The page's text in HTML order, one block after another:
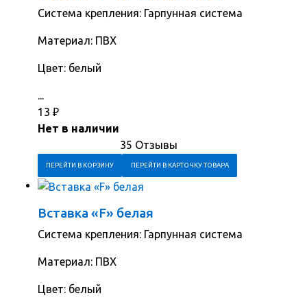
Система крепления: Гарпунная система
Материал: ПВХ
Цвет: белый
...
13 ₽
Нет в наличии
35 Отзывы
ПЕРЕЙТИ В КОРЗИНУ ПЕРЕЙТИ В КАРТОЧКУ ТОВАРА
Вставка «F» белая
Система крепления: Гарпунная система
Материал: ПВХ
Цвет: белый